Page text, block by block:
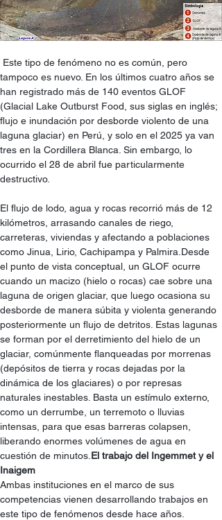
tampoco es nuevo. En los últimos cuatro años se
han registrado más de 140 eventos GLOF
(Glacial Lake Outburst Food, sus siglas en inglés;
flujo e inundación por desborde violento de una
laguna glaciar) en Perú, y solo en el 2025 ya van
tres en la Cordillera Blanca. Sin embargo, lo
ocurrido el 28 de abril fue particularmente
destructivo.
El flujo de lodo, agua y rocas recorrió más de 12
kilómetros, arrasando canales de riego,
carreteras, viviendas y afectando a poblaciones
como Jinua, Lirio, Cachipampa y Palmira.Desde
el punto de vista conceptual, un GLOF ocurre
cuando un macizo (hielo o rocas) cae sobre una
laguna de origen glaciar, que luego ocasiona su
desborde de manera súbita y violenta generando
posteriormente un flujo de detritos. Estas lagunas
se forman por el derretimiento del hielo de un
glaciar, comúnmente flanqueadas por morrenas
(depósitos de tierra y rocas dejadas por la
dinámica de los glaciares) o por represas
naturales inestables. Basta un estímulo externo,
como un derrumbe, un terremoto o lluvias
intensas, para que esas barreras colapsen,
liberando enormes volúmenes de agua en
cuestión de minutos. El trabajo del Ingemmet y el
Inaigem
Ambas instituciones en el marco de sus
competencias vienen desarrollando trabajos en
este tipo de fenómenos desde hace años.